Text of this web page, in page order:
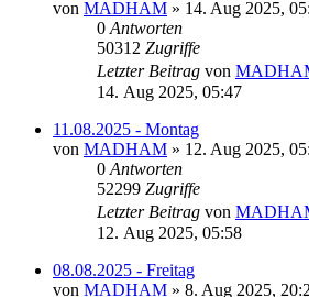
von MADHAM » 14. Aug 2025,
0 Antworten
50312 Zugriffe
Letzter Beitrag von
14. Aug 2025, 05:47
11.08.2025 - Montag
von MADHAM » 12. Aug 2025,
0 Antworten
52299 Zugriffe
Letzter Beitrag von
12. Aug 2025, 05:58
08.08.2025 - Freitag
von MADHAM » 8. Aug 2025,